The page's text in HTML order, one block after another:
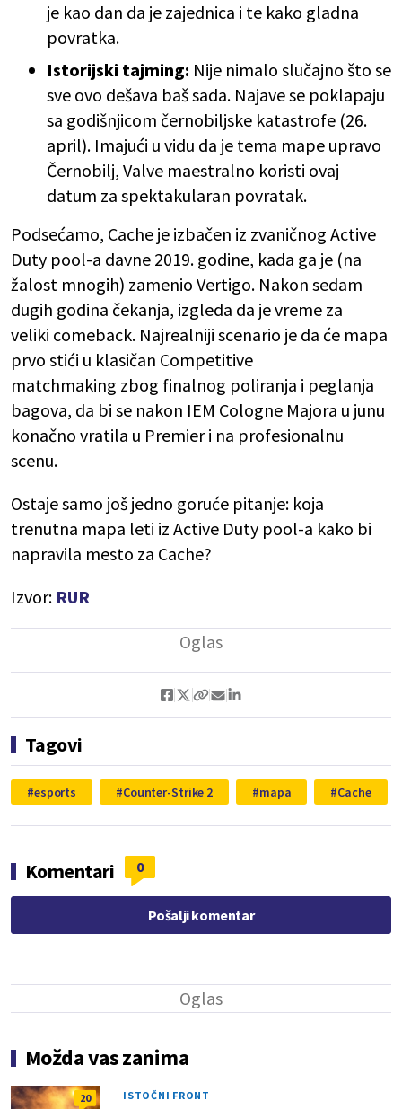
je kao dan da je zajednica i te kako gladna
povratka.
Istorijski tajming: Nije nimalo slučajno što se
sve ovo dešava baš sada. Najave se poklapaju
sa godišnjicom černobiljske katastrofe (26.
april). Imajući u vidu da je tema mape upravo
Černobilj, Valve maestralno koristi ovaj
datum za spektakularan povratak.
Podsećamo, Cache je izbačen iz zvaničnog Active
Duty pool-a davne 2019. godine, kada ga je (na
žalost mnogih) zamenio Vertigo. Nakon sedam
dugih godina čekanja, izgleda da je vreme za
veliki comeback. Najrealniji scenario je da će mapa
prvo stići u klasičan Competitive
matchmaking zbog finalnog poliranja i peglanja
bagova, da bi se nakon IEM Cologne Majora u junu
konačno vratila u Premier i na profesionalnu
scenu.
Ostaje samo još jedno goruće pitanje: koja
trenutna mapa leti iz Active Duty pool-a kako bi
napravila mesto za Cache?
Izvor: RUR
Tagovi
esports Counter-Strike 2 mapa Cache
Komentari 0
Pošalji komentar
Možda vas zanima
20 ISTOČNI FRONT